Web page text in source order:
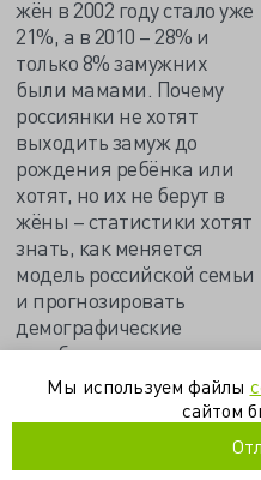
жён в 2002 году стало уже
21%, а в 2010 – 28% и
только 8% замужних
были мамами. Почему
россиянки не хотят
выходить замуж до
рождения ребёнка или
хотят, но их не берут в
жёны – статистики хотят
знать, как меняется
модель российской семьи
и прогнозировать
демографические
колебания…
Мы используем файлы
сайтом